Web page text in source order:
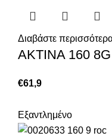
Διαβάστε
ΑΚΤΙΝΑ 160
€61,9
Εξαντλημένο